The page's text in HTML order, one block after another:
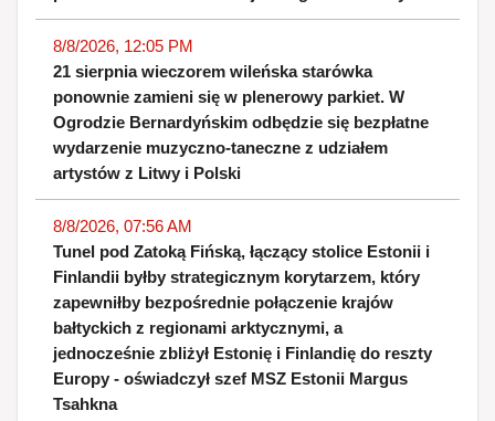
8/8/2026, 12:05 PM
21 sierpnia wieczorem wileńska starówka
ponownie zamieni się w plenerowy parkiet. W
Ogrodzie Bernardyńskim odbędzie się bezpłatne
wydarzenie muzyczno-taneczne z udziałem
artystów z Litwy i Polski
8/8/2026, 07:56 AM
Tunel pod Zatoką Fińską, łączący stolice Estonii i
Finlandii byłby strategicznym korytarzem, który
zapewniłby bezpośrednie połączenie krajów
bałtyckich z regionami arktycznymi, a
jednocześnie zbliżył Estonię i Finlandię do reszty
Europy - oświadczył szef MSZ Estonii Margus
Tsahkna